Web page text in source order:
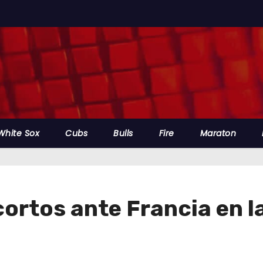
Sox Cubs Bulls Fire Maraton
ante Francia en